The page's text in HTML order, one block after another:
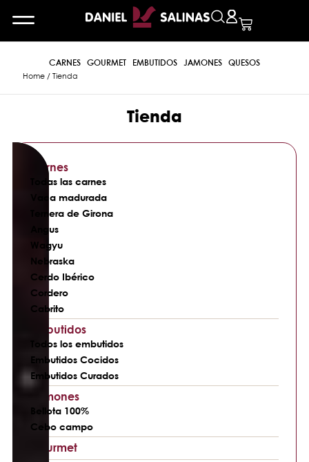
CARNES GOURMET EMBUTIDOS JAMONES QUESOS
Home/ Tienda
Tienda
Carnes
Todas las carnes
Vaca madurada
Ternera de Girona
Angus
Wagyu
Nebraska
Cerdo Ibérico
Cordero
Cabrito
Embutidos
Todos los embutidos
Embutidos Cocidos
Embutidos Curados
Jamones
Bellota 100%
Cebo campo
Gourmet